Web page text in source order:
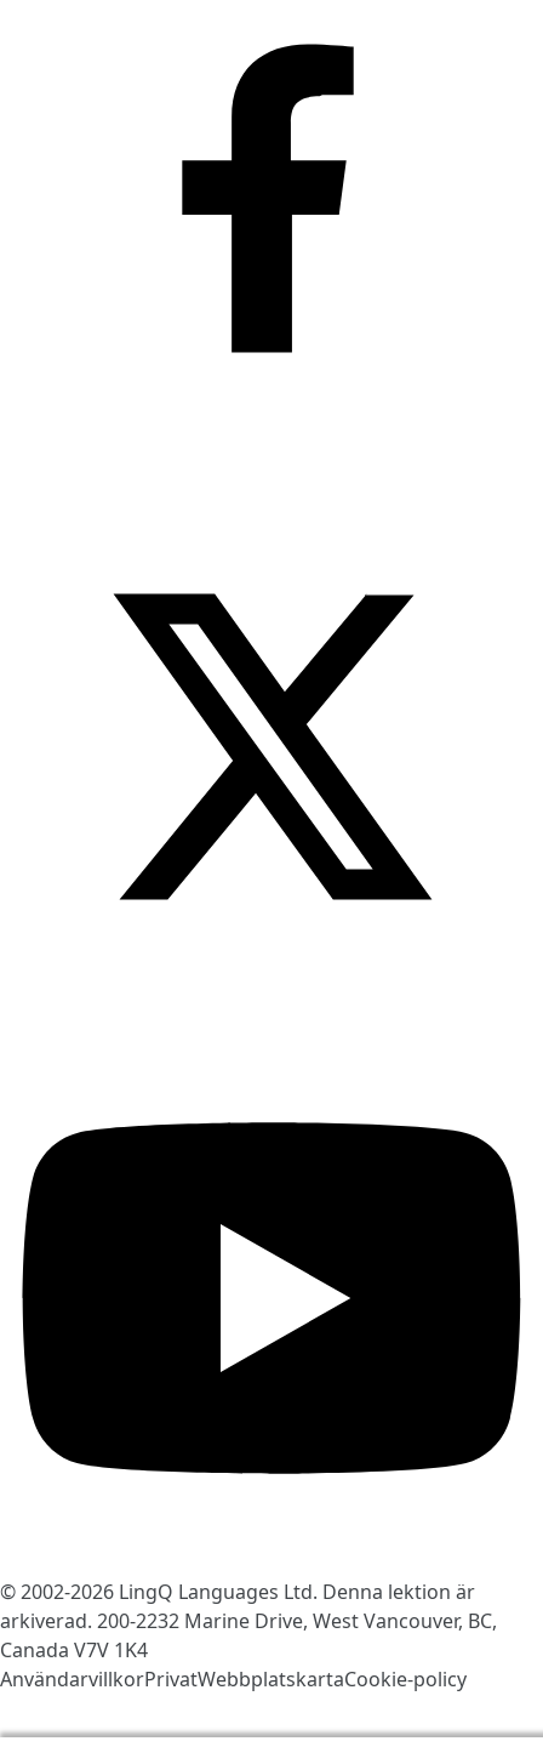
© 2002-2026 LingQ Languages Ltd. Denna lektion är
arkiverad. 200-2232 Marine Drive, West Vancouver, BC,
Canada V7V 1K4
AnvändarvillkorPrivatWebbplatskartaCookie-policy